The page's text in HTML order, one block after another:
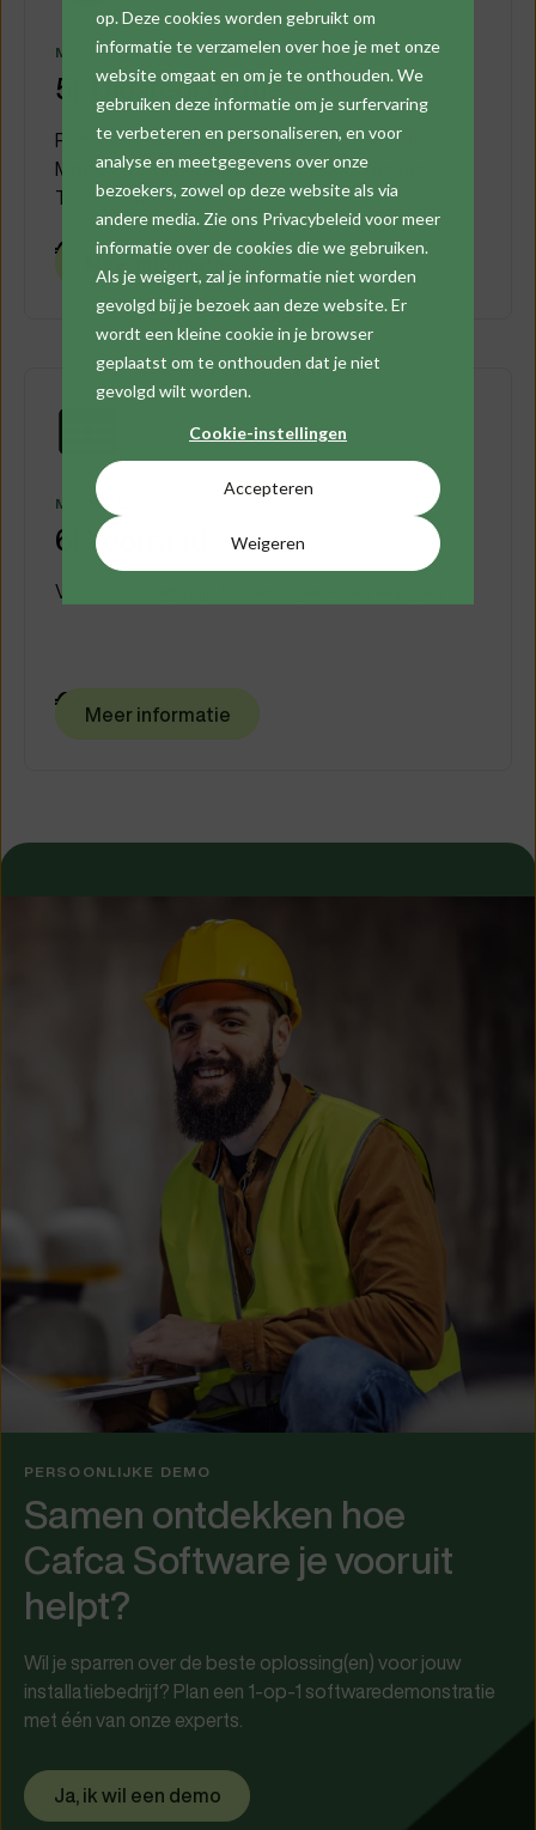
op. Deze cookies worden gebruikt om
informatie te verzamelen over hoe je met onze
website omgaat en om je te onthouden. We
gebruiken deze informatie om je surfervaring
te verbeteren en personaliseren, en voor
analyse en meetgegevens over onze
bezoekers, zowel op deze website als via
andere media. Zie ons Privacybeleid voor meer
informatie over de cookies die we gebruiken.
Als je weigert, zal je informatie niet worden
gevolgd bij je bezoek aan deze website. Er
wordt een kleine cookie in je browser
geplaatst om te onthouden dat je niet
gevolgd wilt worden.
Cookie-instellingen
Accepteren
Weigeren
MODULE
5) Tijdsregistratie
Registratie werkdag in Webuur app & voertuig •
Mobiliteit registratie • Live- & maandoverzicht •
Track & Trace
€ 50/maand
MODULE
6) Voorraad
Voorraad magazijn & voertuigen • Bestellingen
€ 50/maand
Meer informatie
PERSOONLIJKE DEMO
Samen ontdekken hoe
Cafca Software je vooruit
helpt?
Wil je sparren over de beste oplossing(en) voor jouw
installatiebedrijf? Plan een 1-op-1 softwaredemonstratie
met één van onze experts.
Ja, ik wil een demo